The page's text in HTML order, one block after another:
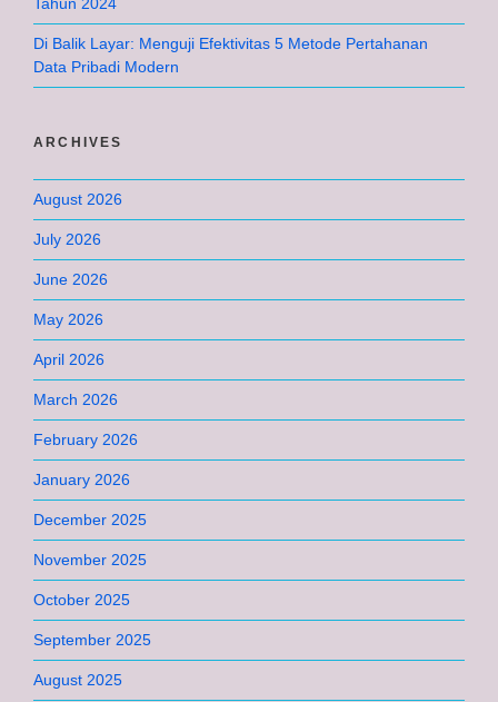
Di Balik Layar: Menguji Efektivitas 5 Metode Pertahanan
Data Pribadi Modern
ARCHIVES
August 2026
July 2026
June 2026
May 2026
April 2026
March 2026
February 2026
January 2026
December 2025
November 2025
October 2025
September 2025
August 2025